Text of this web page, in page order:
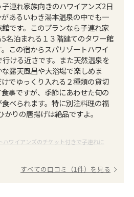
連れ家族向きのハワイアンズ2日
あるいわき湯本温泉の中でも一
です。このプランなら子連れ家
名泊まれる１３階建てのタワー館
。この宿からスパリゾートハワイ
ける近さです。また天然温泉を
露天風呂や大浴場で楽しめま
でゆっくり入れる２種類の貸切
事ですが、季節にあわせた旬の
べられます。特に別注料理の福
りの唐揚げは絶品ですよ。
ハワイアンズのチケット付きで子連れに
すべての口コミ（1件）を見る